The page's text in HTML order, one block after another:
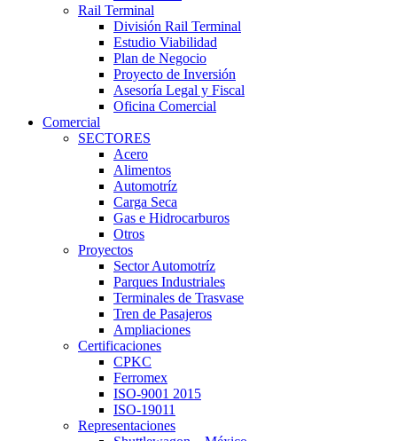
Rail Terminal
División Rail Terminal
Estudio Viabilidad
Plan de Negocio
Proyecto de Inversión
Asesoría Legal y Fiscal
Oficina Comercial
Comercial
SECTORES
Acero
Alimentos
Automotríz
Carga Seca
Gas e Hidrocarburos
Otros
Proyectos
Sector Automotríz
Parques Industriales
Terminales de Trasvase
Tren de Pasajeros
Ampliaciones
Certificaciones
CPKC
Ferromex
ISO-9001 2015
ISO-19011
Representaciones